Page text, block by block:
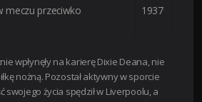
meczu przeciwko
1937
wpłynęły na karierę Dixie Deana, nie
nożną. Pozostał aktywny w sporcie
swojego życia spędził w Liverpoolu, a